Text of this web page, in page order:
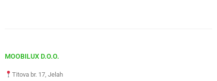
MOOBILUX D.O.O.
Titova br. 17, Jelah